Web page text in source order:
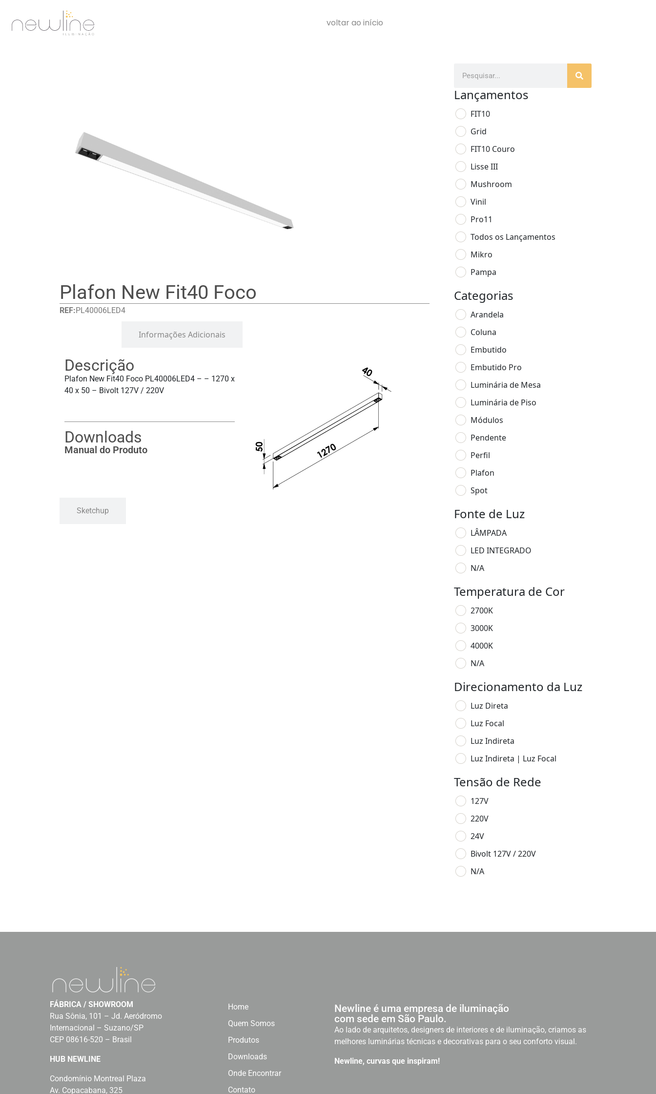
voltar ao início
Plafon New Fit40 Foco
REF:PL40006LED4
Informações Adicionais
Descrição
Plafon New Fit40 Foco PL40006LED4 – – 1270 x
40 x 50 – Bivolt 127V / 220V
Downloads
Manual do Produto
Sketchup
Lançamentos
FIT10
Grid
FIT10 Couro
Lisse III
Mushroom
Vinil
Pro11
Todos os Lançamentos
Mikro
Pampa
Categorias
Arandela
Coluna
Embutido
Embutido Pro
Luminária de Mesa
Luminária de Piso
Módulos
Pendente
Perfil
Plafon
Spot
Fonte de Luz
LÂMPADA
LED INTEGRADO
N/A
Temperatura de Cor
2700K
3000K
4000K
N/A
Direcionamento da Luz
Luz Direta
Luz Focal
Luz Indireta
Luz Indireta | Luz Focal
Tensão de Rede
127V
220V
24V
Bivolt 127V / 220V
N/A
FÁBRICA / SHOWROOM
Rua Sônia, 101 – Jd. Aeródromo
Internacional – Suzano/SP
CEP 08616-520 – Brasil
HUB NEWLINE
Condomínio Montreal Plaza
Av. Copacabana, 325
Home
Quem Somos
Produtos
Downloads
Onde Encontrar
Contato
Newline é uma empresa de iluminação
com sede em São Paulo.
Ao lado de arquitetos, designers de interiores e de iluminação, criamos as
melhores luminárias técnicas e decorativas para o seu conforto visual.
Newline, curvas que inspiram!